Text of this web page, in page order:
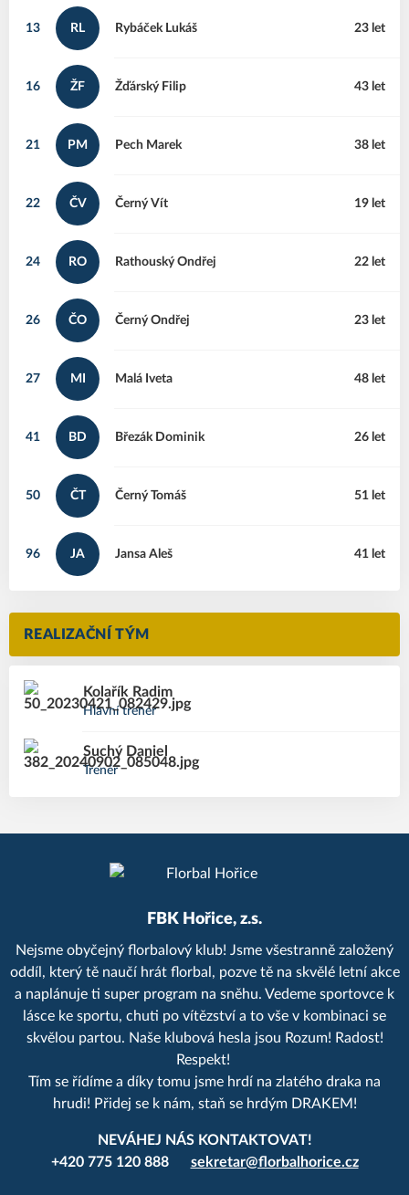
REALIZAČNÍ TÝM
Radim
Kolařík
Hlavní trenér
Daniel
Suchý
Trenér
13 RL Lukáš
Rybáček 23 let
16 ŽF Filip
Žďárský 43 let
21 PM Marek
Pech 38 let
22 ČV Vít
Černý 19 let
24 RO Ondřej
Rathouský 22 let
26 ČO Ondřej
Černý 23 let
27 MI Iveta
Malá 48 let
41 BD Dominik
Březák 26 let
50 ČT Tomáš
Černý 51 let
96 JA Aleš
Jansa 41 let
FBK Hořice, z.s.
Nejsme obyčejný florbalový klub! Jsme všestranně založený
oddíl, který tě naučí hrát florbal, pozve tě na skvělé letní akce
a naplánuje ti super program na sněhu. Vedeme sportovce k
lásce ke sportu, chuti po vítězství a to vše v kombinaci se
skvělou partou. Naše klubová hesla jsou Rozum! Radost!
Respekt!
Tím se řídíme a díky tomu jsme hrdí na zlatého draka na
hrudi! Přidej se k nám, staň se hrdým DRAKEM!
NEVÁHEJ NÁS KONTAKTOVAT!
+420 775 120 888 sekretar@florbalhorice.cz